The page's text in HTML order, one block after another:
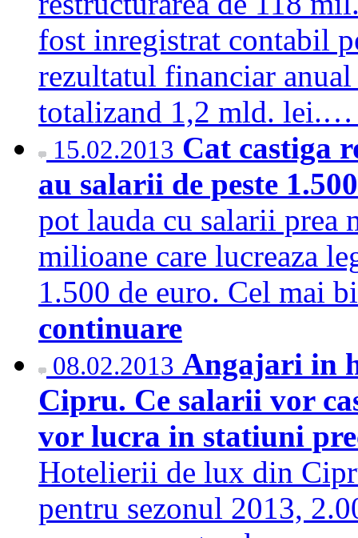
fost inregistrat contabil
rezultatul financiar
totalizand 1,2 mld.
15.02.2013 Cat castiga
au salarii de peste
pot lauda cu salarii prea
milioane care lucreaza
1.500 de euro. Cel mai
continuare
08.02.2013 Angajari in
Cipru. Ce salarii vor
vor lucra in statiuni
Hotelierii de lux din
pentru sezonul 2013,